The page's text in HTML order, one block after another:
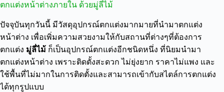
ตกแต่งหน้าต่างภายใน ด้วยมู่ลี่ไม้
ปัจจุบันทุกวันนี้ มีวัสดุอุปกรณ์ตกแต่งมากมายที่นำมาตกแต่ง
หน้าต่าง เพื่อเพิ่มความสวยงามให้กับสถานที่ต่างๆที่ต้องการ
ตกแต่ง มู่ลี่ไม้ ก็เป็นอุปกรณ์ตกแต่งอีกชนิดหนึ่ง ที่นิยมนำมา
ตกแต่งหน้าต่าง เพราะติดตั้งสะดวก ไม่ยุ่งยาก ราคาไม่แพง และ
ใช้พื้นที่ไม่มากในการติดตั้งและสามารถเข้ากับสไตล์การตกแต่ง
ได้ทุกรูปแบบ